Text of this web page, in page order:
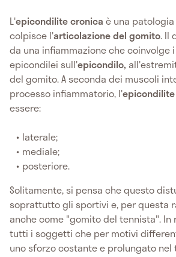
L'epicondilite cronica è una
colpisce l'articolazione del gomito. Il
da una infiammazione che coinvolge
epicondilei sull'epicondilo,
del gomito. A seconda dei muscoli
processo infiammatorio, l'
essere:
laterale;
mediale;
posteriore.
Solitamente, si pensa che questo
soprattutto gli sportivi e, per questa
anche come "gomito del tennista".
tutti i soggetti che per motivi
uno sforzo costante e prolungato